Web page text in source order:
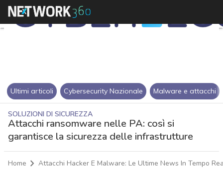
Ultimi articoli Cybersecurity Nazionale Malware e attacchi
SOLUZIONI DI SICUREZZA
Attacchi ransomware nelle PA: così si
garantisce la sicurezza delle infrastrutture
Home Attacchi Hacker E Malware: Le Ultime News In Tempo